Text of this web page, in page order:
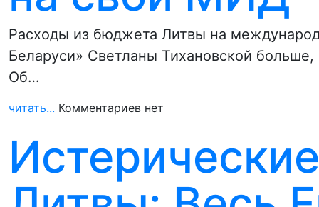
Расходы из бюджета Литвы на
Беларуси» Светланы Тихановской
Об…
читать... Комментариев нет